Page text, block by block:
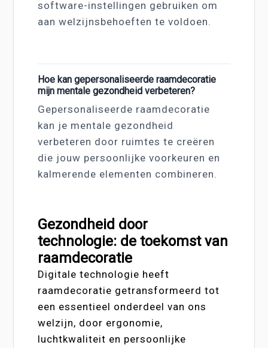
software-instellingen gebruiken om
aan welzijnsbehoeften te voldoen.
Hoe kan gepersonaliseerde raamdecoratie
mijn mentale gezondheid verbeteren?
Gepersonaliseerde raamdecoratie
kan je mentale gezondheid
verbeteren door ruimtes te creëren
die jouw persoonlijke voorkeuren en
kalmerende elementen combineren.
Gezondheid door
technologie: de toekomst van
raamdecoratie
Digitale technologie heeft
raamdecoratie getransformeerd tot
een essentieel onderdeel van ons
welzijn, door ergonomie,
luchtkwaliteit en persoonlijke